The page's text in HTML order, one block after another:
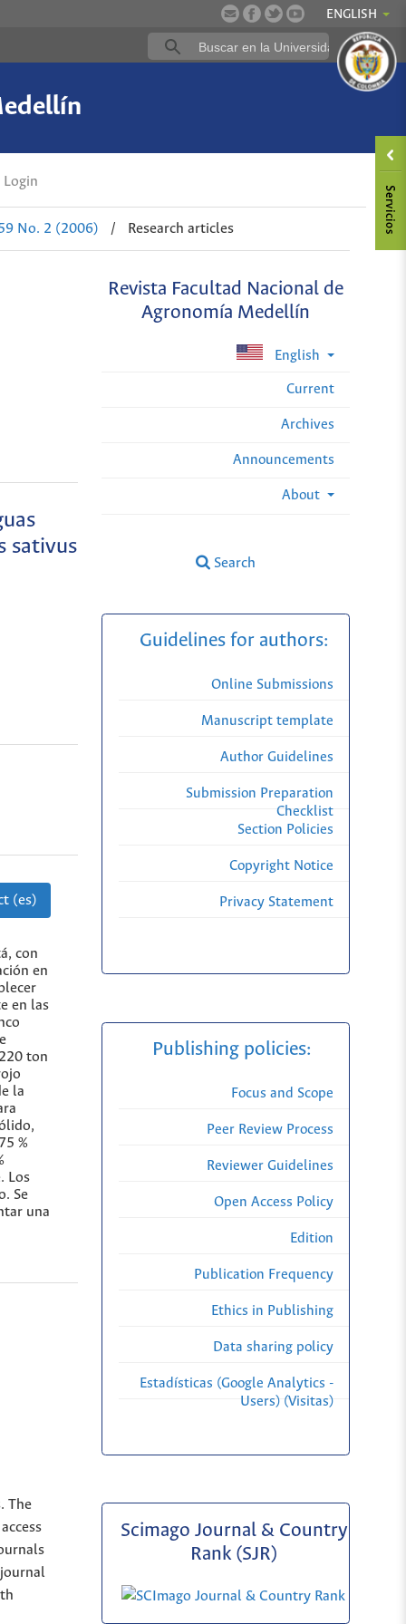
ENGLISH
Login
No. 2 (2006) / Research articles
Revista Facultad Nacional de
Agronomía Medellín
English
Current
Archives
Announcements
About
Search
sativus
(es)
con
en
en las
ton
la
%
Los
Se
una
The
Guidelines for authors:
Online Submissions
Manuscript template
Author Guidelines
Submission Preparation
Checklist
Section Policies
Copyright Notice
Privacy Statement
Publishing policies:
Focus and Scope
Peer Review Process
Reviewer Guidelines
Open Access Policy
Edition
Publication Frequency
Ethics in Publishing
Data sharing policy
Estadísticas (Google Analytics -
Users) (Visitas)
Scimago Journal & Country
Rank (SJR)